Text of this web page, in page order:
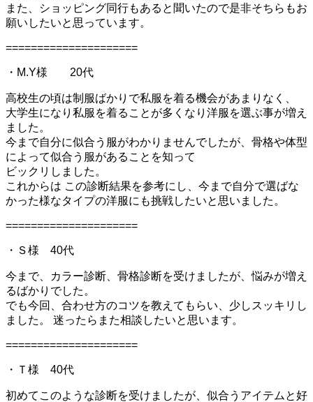
また、ショッピング同行もあると聞いたので是非そちらもお
願いしたいと思っています。
=====================
・M.Y様 20代
高校生の頃は制服ばかりで私服を着る機会があまりなく、
大学生にな り私服を着ることが多くなり洋服を選ぶ事が増え
ました。
今まで自分に似合 う服がわかりませんでしたが、骨格や体型
によって似合う服があることを知って
ビックリしました 。
これからは この診断結果を参考にし、今まで自分で選ばな
かった様なタイプの洋服にも挑戦したいと思いました。
=====================
・Ｓ様 40代
今まで、カラー診断、骨格診断を受けましたが、悩みが増え
るばかりでした。
でも今回、合わせ方のコツを教えてもらい、少しスッキリし
ました。 迷ったらまた相談したいと思います。
=====================
・Ｔ様 40代
初めてこのような診断を受けましたが、似合うアイテムと好